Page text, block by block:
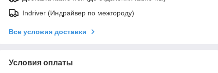
Indriver (Индрайвер по межгороду)
Все условия доставки
Условия оплаты